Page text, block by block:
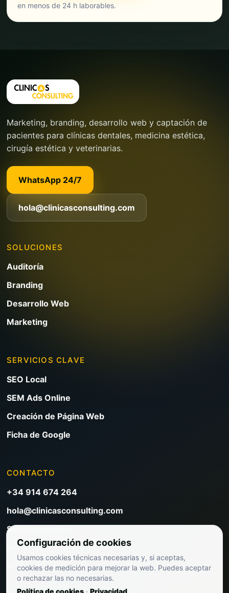
en menos de 24 h laborables.
Marketing, branding, desarrollo web y captación de
pacientes para clínicas dentales, medicina estética,
cirugía estética y veterinarias.
WhatsApp 24/7
hola@clinicasconsulting.com
SOLUCIONES
Auditoría
Branding
Desarrollo Web
Marketing
SERVICIOS CLAVE
SEO Local
SEM Ads Online
Creación de Página Web
Ficha de Google
CONTACTO
+34 914 674 264
hola@clinicasconsulting.com
Solicitar reunión
Blog de marketing clínico
Ver precios
Configuración de cookies
Usamos cookies técnicas necesarias y, si aceptas,
cookies de medición para mejorar la web. Puedes aceptar
o rechazar las no necesarias.
Política de cookies · Privacidad